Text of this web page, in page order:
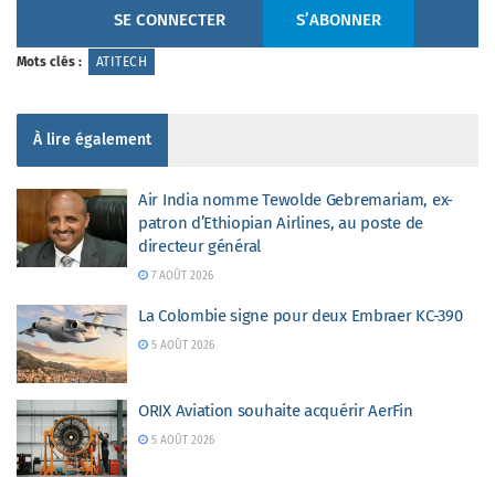
SE CONNECTER S’ABONNER
Mots clés : ATITECH
À lire également
Air India nomme Tewolde Gebremariam, ex-
patron d’Ethiopian Airlines, au poste de
directeur général
7 AOÛT 2026
La Colombie signe pour deux Embraer KC-390
5 AOÛT 2026
ORIX Aviation souhaite acquérir AerFin
5 AOÛT 2026